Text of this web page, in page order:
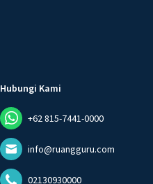
Hubungi Kami
+62 815-7441-0000
info@ruangguru.com
02130930000